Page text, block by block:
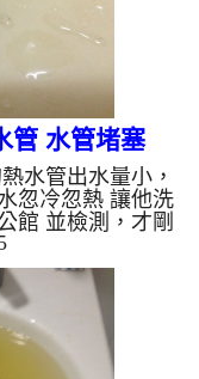
管 水管堵塞
水管出水量小，
忽冷忽熱 讓他洗
館 並檢測，才剛
，如下圖，本公
水管 ，水龍頭就
有一粒粒異物，
噁心， 水管清洗
可痛快的洗澡
水管堵塞, 熱水